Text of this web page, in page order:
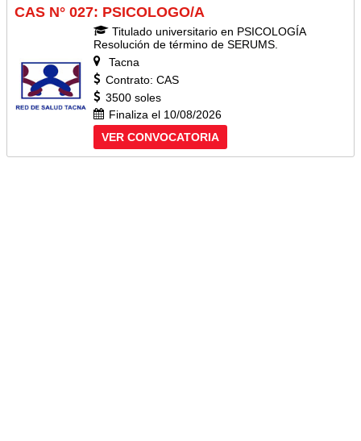
CAS N° 027: PSICOLOGO/A
Titulado universitario en PSICOLOGÍA
Resolución de término de SERUMS.
Tacna
Contrato: CAS
3500 soles
Finaliza el 10/08/2026
VER CONVOCATORIA